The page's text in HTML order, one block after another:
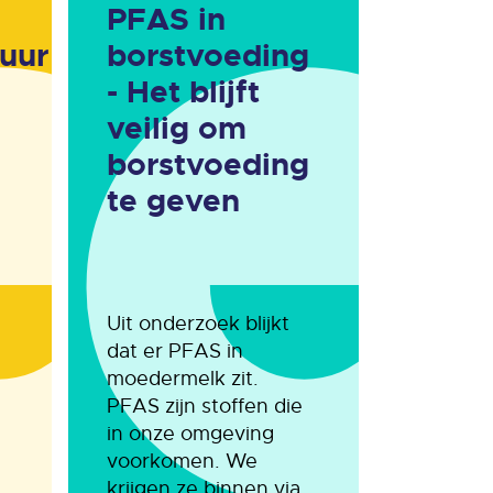
PFAS in
borstvoeding
- Het blijft
veilig om
borstvoeding
te geven
Uit onderzoek blijkt
dat er PFAS in
moedermelk zit.
PFAS zijn stoffen die
in onze omgeving
voorkomen. We